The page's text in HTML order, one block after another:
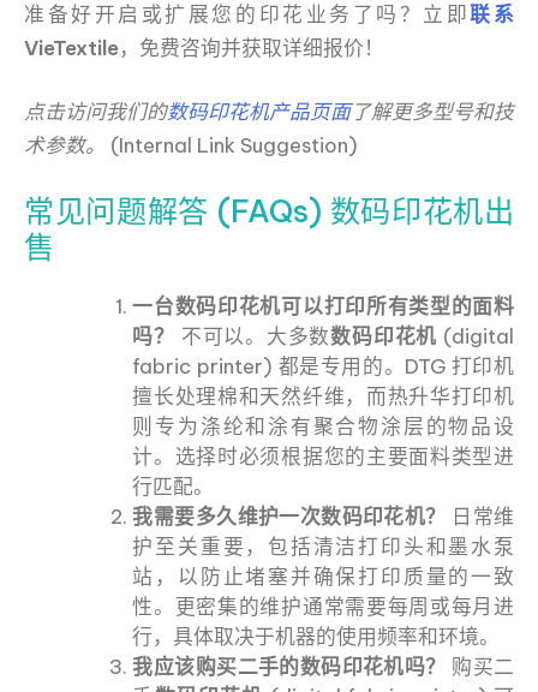
准备好开启或扩展您的印花业务了吗？立即联系
VieTextile，免费咨询并获取详细报价！
点击访问我们的数码印花机产品页面了解更多型号和技
术参数。
(Internal Link Suggestion)
常见问题解答 (FAQs) 数码印花机出
售
一台数码印花机可以打印所有类型的面料
吗？
不可以。大多数数码印花机 (digital
fabric printer) 都是专用的。DTG 打印机
擅长处理棉和天然纤维，而热升华打印机
则专为涤纶和涂有聚合物涂层的物品设
计。选择时必须根据您的主要面料类型进
行匹配。
我需要多久维护一次数码印花机？
日常维
护至关重要，包括清洁打印头和墨水泵
站，以防止堵塞并确保打印质量的一致
性。更密集的维护通常需要每周或每月进
行，具体取决于机器的使用频率和环境。
我应该购买二手的数码印花机吗？
购买二